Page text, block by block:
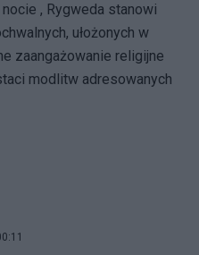
, Rygweda stanowi
ułożonych w
zaangażowanie religijne
modlitw adresowanych